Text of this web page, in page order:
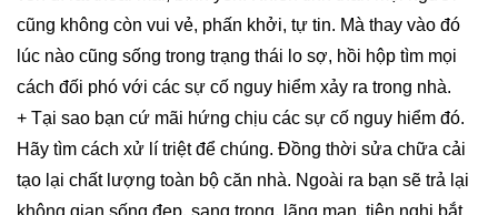
cũng không còn vui vẻ, phấn khởi, tự tin. Mà thay vào đó
lúc nào cũng sống trong trạng thái lo sợ, hồi hộp tìm mọi
cách đối phó với các sự cố nguy hiểm xảy ra trong nhà.
+ Tại sao bạn cứ mãi hứng chịu các sự cố nguy hiểm đó.
Hãy tìm cách xử lí triệt để chúng. Đồng thời sửa chữa cải
tạo lại chất lượng toàn bộ căn nhà. Ngoài ra bạn sẽ trả lại
không gian sống đẹp, sang trọng, lãng mạn, tiện nghi bắt